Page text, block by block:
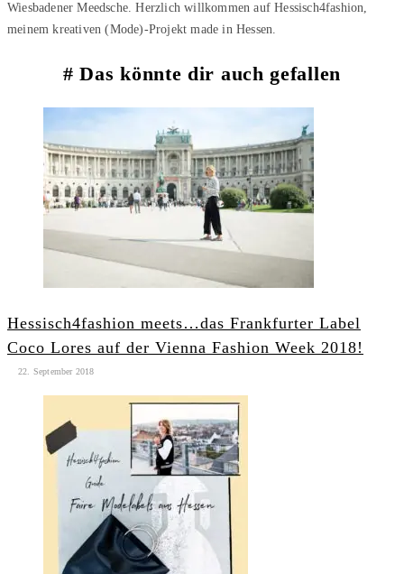
Wiesbadener Meedsche. Herzlich willkommen auf Hessisch4fashion,
meinem kreativen (Mode)-Projekt made in Hessen.
Das könnte dir auch gefallen
Hessisch4fashion meets…das Frankfurter Label
Coco Lores auf der Vienna Fashion Week 2018!
22. September 2018